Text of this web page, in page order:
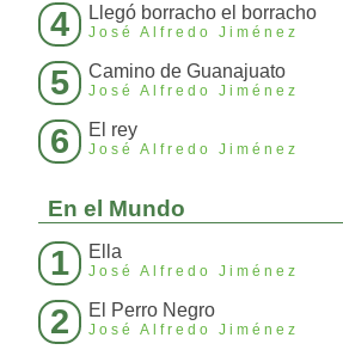
4 Llegó borracho el borracho
José Alfredo Jiménez
5 Camino de Guanajuato
José Alfredo Jiménez
6 El rey
José Alfredo Jiménez
En el Mundo
1 Ella
José Alfredo Jiménez
2 El Perro Negro
José Alfredo Jiménez